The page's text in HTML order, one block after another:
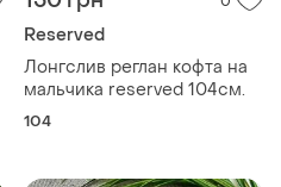
Reserved
Лонгслив реглан кофта на
мальчика reserved 104см.
104